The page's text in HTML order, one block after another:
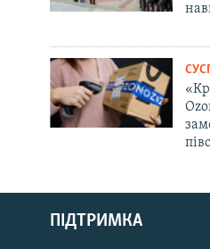
Русский
QırımtatarПІДТРИМКА